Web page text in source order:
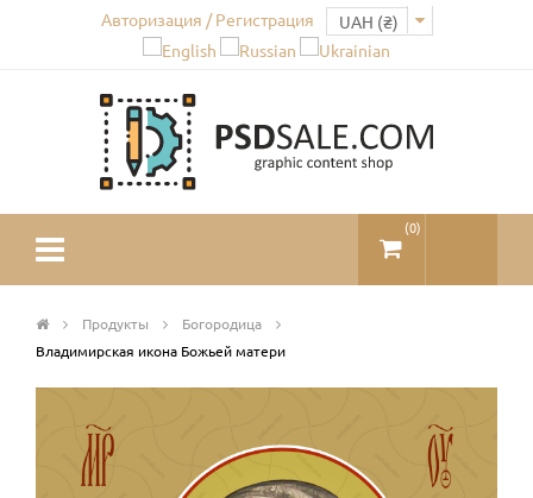
Авторизация / Регистрация
(0)
Продукты
Богородица
Владимирская икона Божьей матери